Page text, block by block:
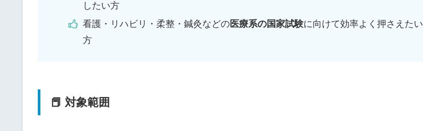
したい方
看護・リハビリ・柔整・鍼灸などの医療系の国家試験に向けて効率よく押さえたい
方
📕 対象範囲